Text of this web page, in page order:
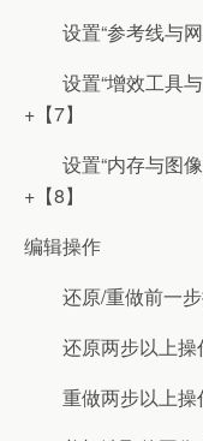
设置“参考线与网
设置“增效工具与
+【7】
设置“内存与图像
+【8】
编辑操作
还原/重做前一步
还原两步以上操
重做两步以上操